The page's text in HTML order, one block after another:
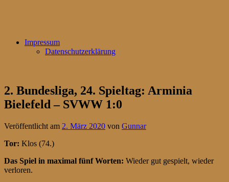
Impressum
Datenschutzerklärung
2. Bundesliga, 24. Spieltag: Arminia
Bielefeld – SVWW 1:0
Veröffentlicht am 2. März 2020 von Gunnar
Tor: Klos (74.)
Das Spiel in maximal fünf Worten: Wieder gut gespielt, wieder
verloren.